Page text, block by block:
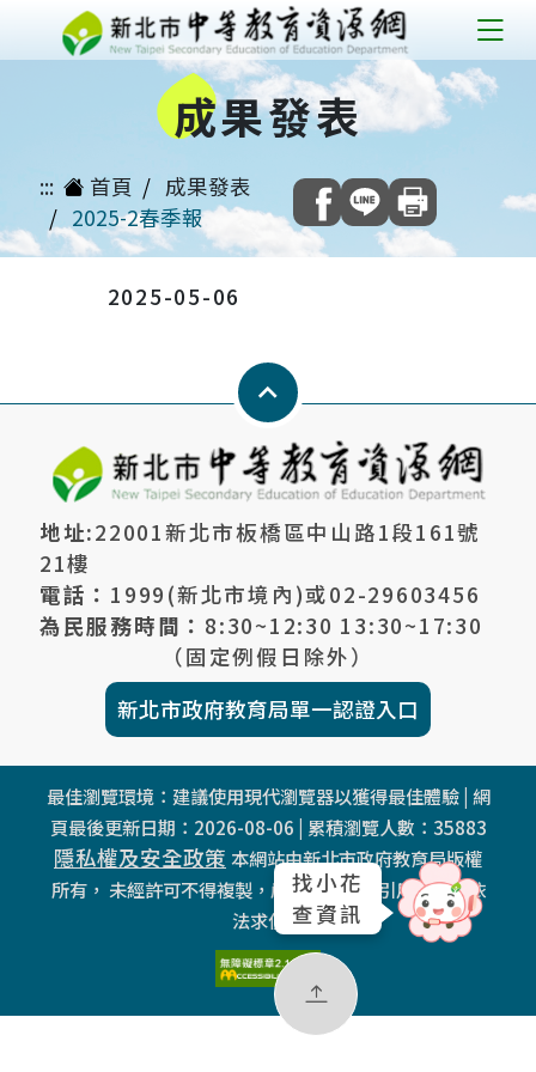
成果發表
::: 首頁
成果發表
2025-2春季報
2025-05-06
找小花
查資訊
Keyboard_arrow_up
地址:22001新北市板橋區中山路1段161號
21樓
電話： 1999(新北市境內)或02-29603456
為民服務時間： 8:30~12:30 13:30~17:30
（固定例假日除外）
新北市政府教育局單一認證入口
最佳瀏覽環境：建議使用現代瀏覽器以獲得最佳體驗 | 網
頁最後更新日期： 2026-08-06 | 累積瀏覽人數： 35883
隱私權及安全政策 本網站由新北市政府教育局版權
所有， 未經許可不得複製，嚴禁任何商業引用，違者依
法求償。